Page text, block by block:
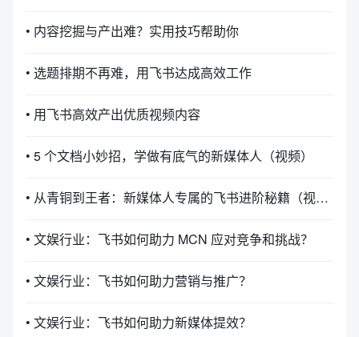
• 内容挖掘与产出难？实用技巧帮助你
• 选题排期不再难，用飞书达成高效工作
• 用飞书高效产出优质视频内容
• 5 个文档小妙招，学做有底气的新媒体人（视频）
• 从青铜到王者：新媒体人专属的飞书进阶秘籍（视频）
• 文娱行业：飞书如何助力 MCN 应对竞争和挑战？
• 文娱行业：飞书如何助力营销与推广？
• 文娱行业：飞书如何助力新媒体提效？